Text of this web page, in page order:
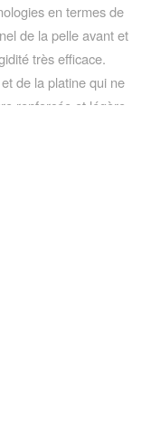
en termes de
de la pelle avant et
très efficace.
de la platine qui ne
renforcée et légère